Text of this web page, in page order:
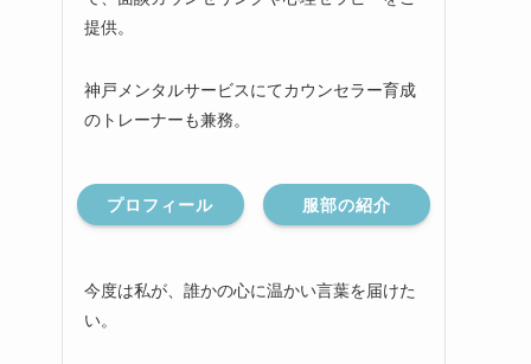
提供。
神戸メンタルサービスにてカウンセラー育成
のトレーナーも兼務。
プロフィール 服部の紹介
今度は私が、誰かの心に温かい言葉を届けた
い。